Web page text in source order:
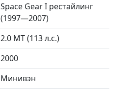
Space Gear I рестайлинг
(1997—2007)
2.0 MT (113 л.с.)
2000
Минивэн